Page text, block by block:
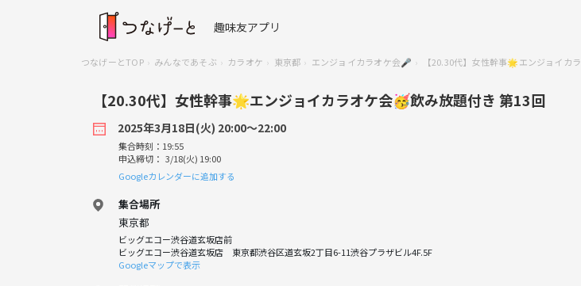
趣味友アプリ
つなげーとTOP みんなであそぶ カラオケ 東京都 エンジョイカラオケ会🎤 【20.30代】女性幹事🌟エンジョイカ
【20.30代】女性幹事🌟エンジョイカラオケ会🥳飲み放題付き 第13回
2025年3月18日(火) 20:00〜22:00
集合時刻：19:55
申込締切： 3/18(火) 19:00
Googleカレンダーに追加する
集合場所
東京都
ビッグエコー渋谷道玄坂店前
ビッグエコー渋谷道玄坂店 東京都渋谷区道玄坂2丁目6-11渋谷プラザビル4F.5F
Googleマップで表示